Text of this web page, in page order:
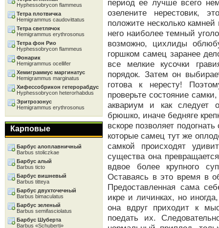
период ее лучше всего
озелените нерестовик,
положите несколько
него наиболее темный
возможно, цихлиды
горшком самец заранее
все мелкие кусочки
порядок. Затем он
готова к нересту!
проверьте состояние
аквариум и как следует
брюшко, иначе бедняге
вскоре позволяет
которые самец тут же
самкой происходят
существа она
вдвое более крупного
Оставаясь в это время в
Предоставленная сама
икре и личинках, но
она вдруг приходит к
поедать их.
Hyphessobrycon flammeus
Тетра плотвичка
Hemigrammus caudovittatus
Тетра светлячок
Hemigrammus erythrosonus
Тетра фон Рио
Hyphessobrycon flammeus
Фонарик
Hemigrammus ocellifer
Хемиграммус маргинатус
Hemigrammus marginatus
Хифессобрикон гетерорабдус
Hyphessobrycon heterorhabdus
Эритрозонус
Hemigrammus erythrosonus
Карповые
Барбус алоплавничный
Barbus stoliczkae
Барбус алый
Barbus ticto
Барбус вишневый
Barbus titteya
Барбус двухточечный
Barbus bimaculatus
Барбус зеленый
Barbus semifasciolatus
Барбус Шуберта
Barbus «Schuberti»